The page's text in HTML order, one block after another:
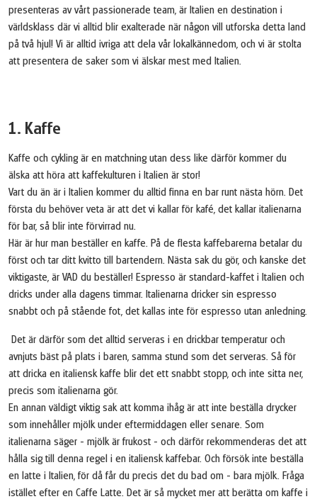
presenteras av vårt passionerade team, är Italien en destination i
världsklass där vi alltid blir exalterade när någon vill utforska detta land
på två hjul! Vi är alltid ivriga att dela vår lokalkännedom, och vi är stolta
att presentera de saker som vi älskar mest med Italien.
1. Kaffe
Kaffe och cykling är en matchning utan dess like därför kommer du
älska att höra att kaffekulturen i Italien är stor!
Vart du än är i Italien kommer du alltid finna en bar runt nästa hörn. Det
första du behöver veta är att det vi kallar för kafé, det kallar italienarna
för bar, så blir inte förvirrad nu.
Här är hur man beställer en kaffe. På de flesta kaffebarerna betalar du
först och tar ditt kvitto till bartendern. Nästa sak du gör, och kanske det
viktigaste, är VAD du beställer! Espresso är standard-kaffet i Italien och
dricks under alla dagens timmar. Italienarna dricker sin espresso
snabbt och på stående fot, det kallas inte för espresso utan anledning.
Det är därför som det alltid serveras i en drickbar temperatur och
avnjuts bäst på plats i baren, samma stund som det serveras. Så för
att dricka en italiensk kaffe blir det ett snabbt stopp, och inte sitta ner,
precis som italienarna gör.
En annan väldigt viktig sak att komma ihåg är att inte beställa drycker
som innehåller mjölk under eftermiddagen eller senare. Som
italienarna säger - mjölk är frukost - och därför rekommenderas det att
hålla sig till denna regel i en italiensk kaffebar. Och försök inte beställa
en latte i Italien, för då får du precis det du bad om - bara mjölk. Fråga
istället efter en Caffe Latte. Det är så mycket mer att berätta om kaffe i